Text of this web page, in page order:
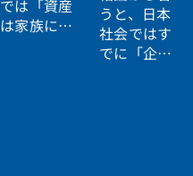
では「資産
は家族に引
うと、日本
社会ではす
でに「企業